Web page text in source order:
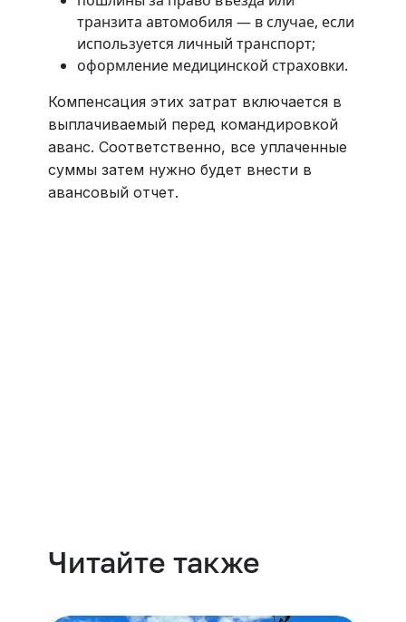
транзита автомобиля — в случае, если
используется личный транспорт;
оформление медицинской страховки.
Компенсация этих затрат включается в
выплачиваемый перед командировкой
аванс. Соответственно, все уплаченные
суммы затем нужно будет внести в
авансовый отчет.
Читайте также